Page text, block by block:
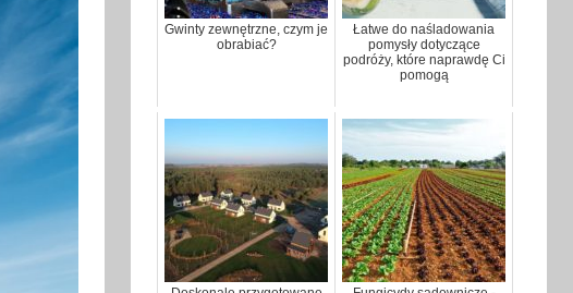
Gwinty zewnętrzne, czym je
obrabiać?
Łatwe do naśladowania
pomysły dotyczące
podróży, które naprawdę Ci
pomogą